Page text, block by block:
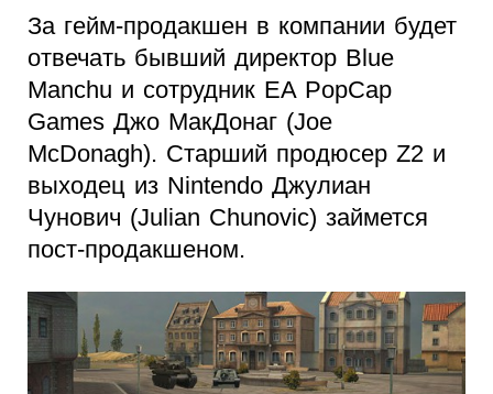
За гейм-продакшен в компании будет
отвечать бывший директор Blue
Manchu и сотрудник EA PopCap
Games Джо МакДонаг (Joe
McDonagh). Старший продюсер Z2 и
выходец из Nintendo Джулиан
Чунович (Julian Chunovic) займется
пост-продакшеном.